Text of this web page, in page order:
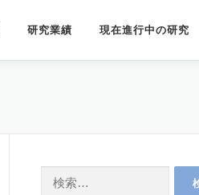
研究業績 現在進行中の研究